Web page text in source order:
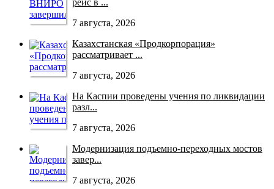
рейс в ...
7 августа, 2026
Казахстанская «Продкорпорация»
рассматривает ...
7 августа, 2026
На Каспии проведены учения по ликвидации
разл...
7 августа, 2026
Модернизация подъемно-переходных мостов
завер...
7 августа, 2026